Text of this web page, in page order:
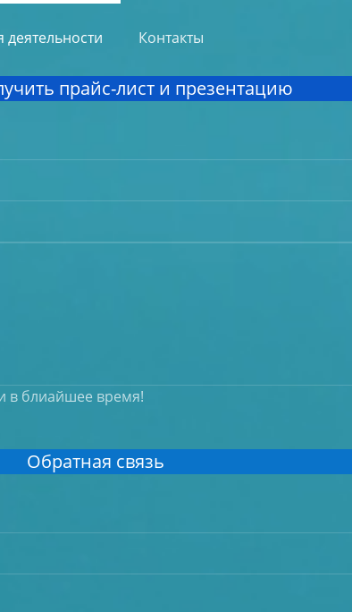
Контакты
прайс-лист и презентацию
в блиайшее время!
Обратная связь